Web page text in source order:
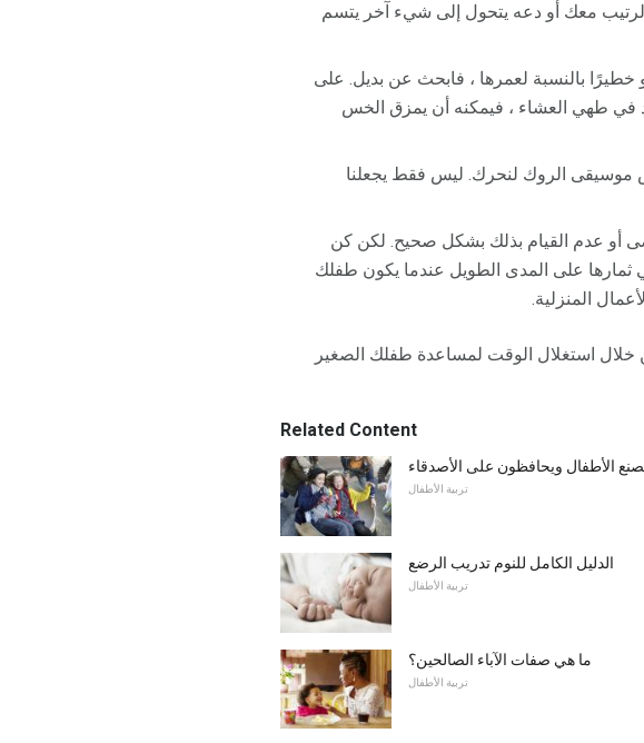
الرتيب معك أو دعه يتحول إلى شيء آخر يتسم
خطيرًا بالنسبة لعمرها ، فابحث عن بديل. على
في طهي العشاء ، فيمكنه أن يمزق الخس
موسيقى الروك لنحرك. ليس فقط يجعلنا
أو عدم القيام بذلك بشكل صحيح. لكن كن
على المدى الطويل عندما يكون طفلك
المنزلية.
خلال استغلال الوقت لمساعدة طفلك الصغير
Related Content
الأطفال ويحافظون على الأصدقاء
تربية الأطفال
الدليل الكامل للنوم تدريب الرضع
تربية الأطفال
ما هي صفات الآباء الصالحين؟
تربية الأطفال